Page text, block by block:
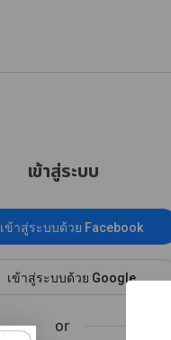
เข้าสู่ระบบ
เข้าสู่ระบบด้วย Facebook
เข้าสู่ระบบด้วย Google
or